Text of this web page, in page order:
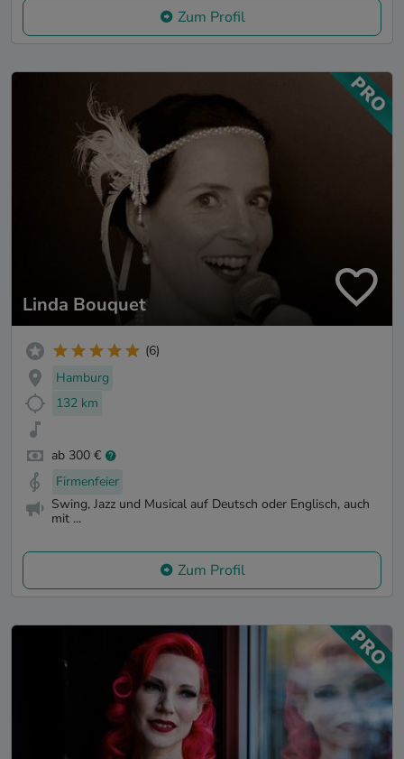
Zum Profil
Linda Bouquet
(6)
Hamburg
132 km
ab 300 €
Firmenfeier
Swing, Jazz und Musical auf Deutsch oder Englisch, auch
mit ...
Zum Profil